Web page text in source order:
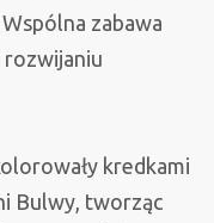
zabawa
rozwijaniu
kredkami
Bulwy, tworząc